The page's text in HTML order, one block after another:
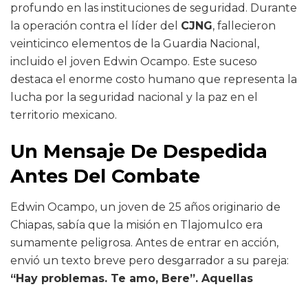
profundo en las instituciones de seguridad. Durante
la operación contra el líder del CJNG, fallecieron
veinticinco elementos de la Guardia Nacional,
incluido el joven Edwin Ocampo. Este suceso
destaca el enorme costo humano que representa la
lucha por la seguridad nacional y la paz en el
territorio mexicano.
Un Mensaje De Despedida
Antes Del Combate
Edwin Ocampo, un joven de 25 años originario de
Chiapas, sabía que la misión en Tlajomulco era
sumamente peligrosa. Antes de entrar en acción,
envió un texto breve pero desgarrador a su pareja:
“Hay problemas. Te amo, Bere”. Aquellas